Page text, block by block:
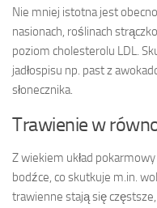
Nie mniej istotna jest
nasionach, roślinach
poziom cholesterolu LDL.
jadłospisu np. past z
słonecznika.
Trawienie w
Z wiekiem układ
bodźce, co skutkuje m.in.
trawienne stają się